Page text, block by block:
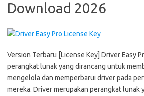
Download 2026
Version Terbaru [License Key] Driver Easy
perangkat lunak yang dirancang untuk
mengelola dan memperbarui driver pada
mereka. Driver merupakan perangkat lunak